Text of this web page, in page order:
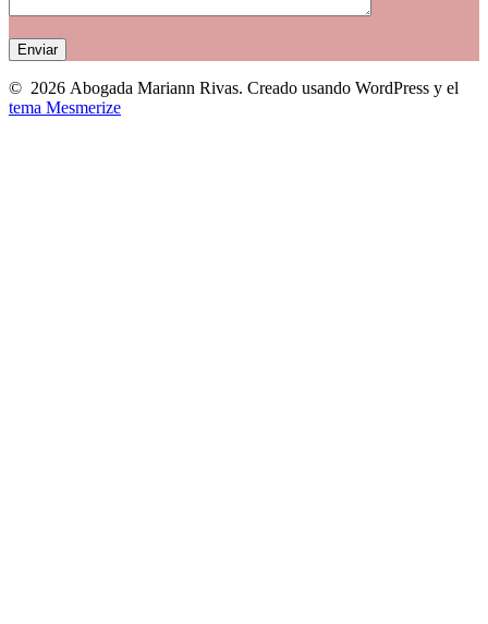
© 2026 Abogada Mariann Rivas. Creado usando WordPress y el
tema Mesmerize